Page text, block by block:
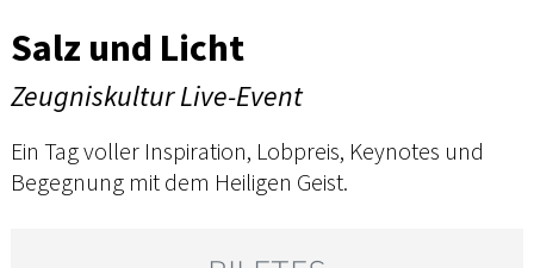
Salz und Licht
Zeugniskultur Live-Event
Ein Tag voller Inspiration, Lobpreis, Keynotes und
Begegnung mit dem Heiligen Geist.